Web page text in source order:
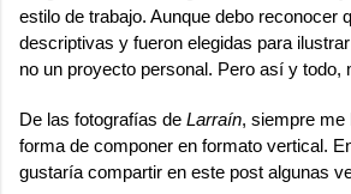
estilo de trabajo. Aunque debo reconocer
descriptivas y fueron elegidas para
no un proyecto personal. Pero así y todo,
De las fotografías de Larraín, siempre me
forma de componer en formato vertical.
gustaría compartir en este post algunas